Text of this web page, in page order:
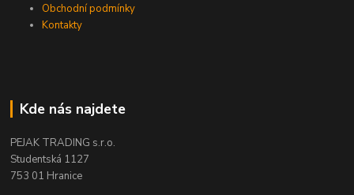
Obchodní podmínky
Kontakty
Kde nás najdete
PEJAK TRADING s.r.o.
Studentská 1127
753 01 Hranice